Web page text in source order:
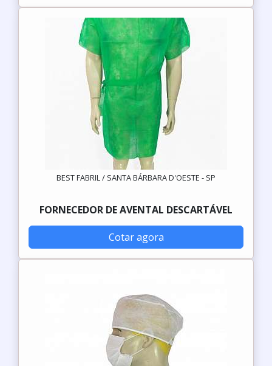
BEST FABRIL / SANTA BÁRBARA D'OESTE - SP
FORNECEDOR DE AVENTAL DESCARTÁVEL
Cotar agora